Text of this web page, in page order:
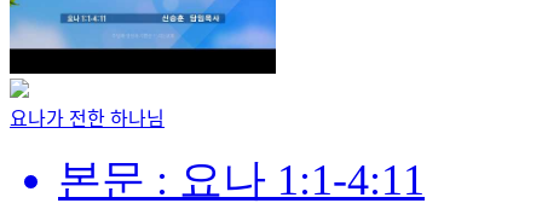
요나가 전한 하나님
본문 : 요나 1:1-4:11